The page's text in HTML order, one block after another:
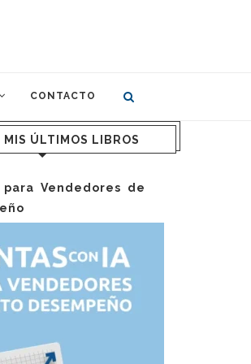
CONTACTO
MIS ÚLTIMOS LIBROS
Vendedores de